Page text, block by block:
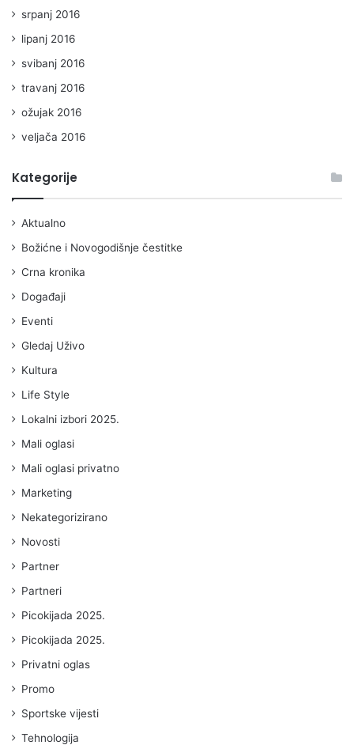
srpanj 2016
lipanj 2016
svibanj 2016
travanj 2016
ožujak 2016
veljača 2016
Kategorije
Aktualno
Božićne i Novogodišnje čestitke
Crna kronika
Događaji
Eventi
Gledaj Uživo
Kultura
Life Style
Lokalni izbori 2025.
Mali oglasi
Mali oglasi privatno
Marketing
Nekategorizirano
Novosti
Partner
Partneri
Picokijada 2025.
Picokijada 2025.
Privatni oglas
Promo
Sportske vijesti
Tehnologija